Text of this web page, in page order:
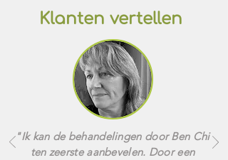
Klanten vertellen
"Ik kan de behandelingen door Ben Chi
ten zeerste aanbevelen. Door een